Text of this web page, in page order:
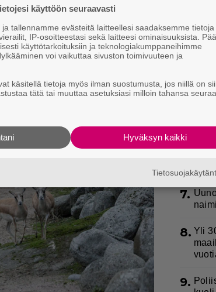
joilla voi talvisin olla myös
vettä ja laidunmaata. Talvella
yksilöiden kokoisiksi.
Kuhertajagaselleja myös
4.
5.
6.
Lidl
7.
8. Yli
9.
käyttöön seuraavasti
tallennamme evästeitä laitteellesi saadaksemme tietoja
IP-osoitteestasi sekä laitteesi ominaisuuksista.
käyttötarkoituksiin ja teknologiakumppaneihimme
voi vaikuttaa sivuston toimivuuteen ja
käsitellä tietoja myös ilman suostumusta, jos niillä on
tätä tai muuttaa asetuksiasi milloin tahansa
Hyväksyn kaikki